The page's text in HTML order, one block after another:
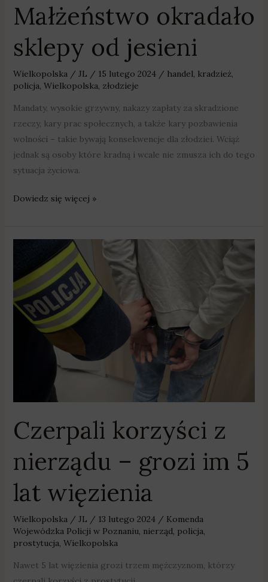
Małżeństwo okradało
sklepy od jesieni
Wielkopolska/ JL / 15 lutego 2024 / handel, kradzież,
policja, Wielkopolska, złodzieje
Mandaty, wysokie grzywny, nakazy zapłaty za skradzione
rzeczy, kary prac społecznych, a także kary pozbawienia
wolności – takie bywają konsekwencje dla złodziei. Wciąż
jednak są osoby które kradną i wcale nie zmusza ich do tego
sytuacja życiowa.
Dowiedz się więcej »
Czerpali korzyści z
nierządu – grozi im 5
lat więzienia
Wielkopolska/ JL / 13 lutego 2024 / Komenda
Wojewódzka Policji w Poznaniu, nierząd, policja,
prostytucja, Wielkopolska
Nawet 5 lat więzienia grozi trzem mężczyznom, którzy
korzyści
nierządu
–
grozi